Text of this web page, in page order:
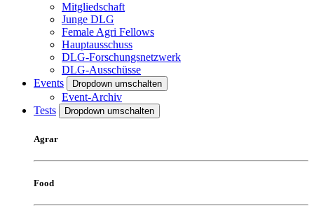
Mitgliedschaft
Junge DLG
Female Agri Fellows
Hauptausschuss
DLG-Forschungsnetzwerk
DLG-Ausschüsse
Events
Dropdown umschalten
Event-Archiv
Tests
Dropdown umschalten
Agrar
Food